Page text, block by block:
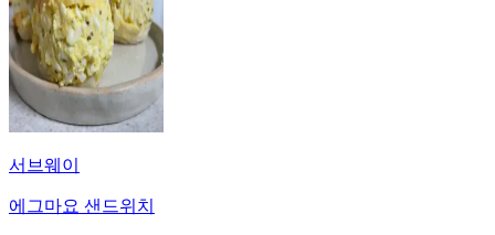
서브웨이
에그마요 샌드위치